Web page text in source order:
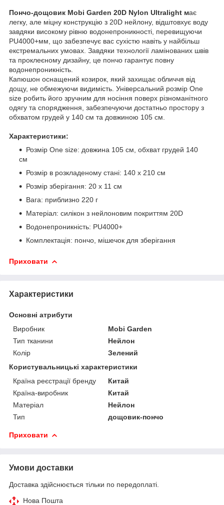
Пончо-дощовик Mobi Garden 20D Nylon Ultralight має
легку, але міцну конструкцію з 20D нейлону, відштовхує воду
завдяки високому рівню водонепроникності, перевищуючи
PU4000+мм, що забезпечує вас сухістю навіть у найбільш
екстремальних умовах. Завдяки технології ламінованих швів
та проклеєному дизайну, це пончо гарантує повну
водонепроникність.
Капюшон оснащений козирок, який захищає обличчя від
дощу, не обмежуючи видимість. Універсальний розмір One
size робить його зручним для носіння поверх різноманітного
одягу та спорядження, забезпечуючи достатньо простору з
обхватом грудей у 140 см та довжиною 105 см.
Характеристики:
Розмір One size: довжина 105 см, обхват грудей 140
см
Розмір в розкладеному стані: 140 х 210 см
Розмір зберігання: 20 х 11 см
Вага: приблизно 220 г
Матеріал: силікон з нейлоновим покриттям 20D
Водонепроникність: PU4000+
Комплектація: пончо, мішечок для зберігання
Приховати
Характеристики
Основні атрибути
Виробник
Mobi Garden
Тип тканини
Нейлон
Колір
Зелений
Користувальницькі характеристики
Країна реєстрації бренду
Китай
Країна-виробник
Китай
Матеріал
Нейлон
Тип
дощовик-пончо
Приховати
Умови доставки
Доставка здійснюється тільки по передоплаті.
Нова Пошта